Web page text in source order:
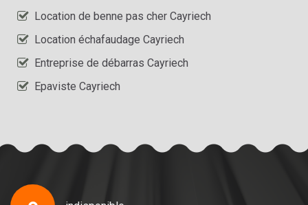
Location de benne pas cher Cayriech
Location échafaudage Cayriech
Entreprise de débarras Cayriech
Epaviste Cayriech